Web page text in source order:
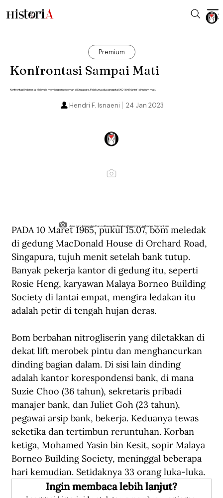
Premium
Konfrontasi Sampai Mati
Konfrontasi Indonesia-Malaysia memicu pengeboman di Singapura. Pelakunya dua anggota KKO (kini Marinir) dihukum mati.
24 Jan 2023
Hendri F. Isnaeni
Jenazah Usman dan Harun dibawa dari Bandara Kemayoran ke Mabes Dephankam.
PADA 10 Maret 1965, pukul 15.07, bom meledak
di gedung MacDonald House di Orchard Road,
Singapura, tujuh menit setelah bank tutup.
Banyak pekerja kantor di gedung itu, seperti
Rosie Heng, karyawan Malaya Borneo Building
Society di lantai empat, mengira ledakan itu
adalah petir di tengah hujan deras.
Bom berbahan nitrogliserin yang diletakkan di
dekat lift merobek pintu dan menghancurkan
dinding bagian dalam. Di sisi lain dinding
adalah kantor korespondensi bank, di mana
Suzie Choo (36 tahun), sekretaris pribadi
manajer bank, dan Juliet Goh (23 tahun),
pegawai arsip bank, bekerja. Keduanya tewas
seketika dan tertimbun reruntuhan. Korban
ketiga, Mohamed Yasin bin Kesit, sopir Malaya
Borneo Building Society, meninggal beberapa
hari kemudian. Setidaknya 33 orang luka-luka.
Ingin membaca lebih lanjut?